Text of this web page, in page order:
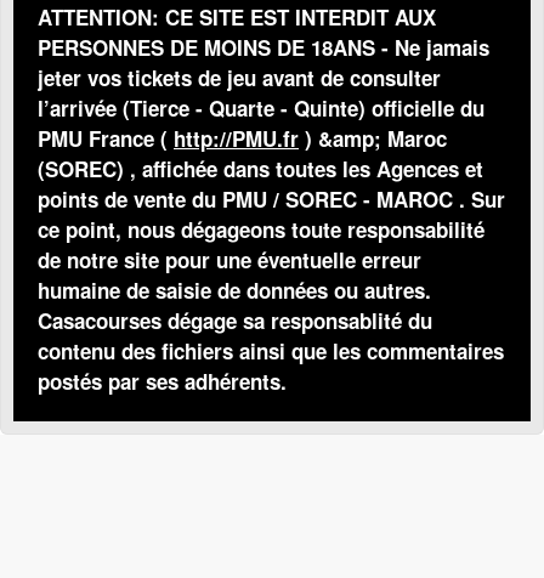
ATTENTION: CE SITE EST INTERDIT AUX
PERSONNES DE MOINS DE 18ANS - Ne jamais
jeter vos tickets de jeu avant de consulter
l’arrivée (Tierce - Quarte - Quinte) officielle du
PMU France ( http://PMU.fr ) &amp; Maroc
(SOREC) , affichée dans toutes les Agences et
points de vente du PMU / SOREC - MAROC . Sur
ce point, nous dégageons toute responsabilité
de notre site pour une éventuelle erreur
humaine de saisie de données ou autres.
Casacourses dégage sa responsablité du
contenu des fichiers ainsi que les commentaires
postés par ses adhérents.